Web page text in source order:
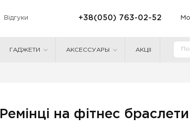
Відгуки +38(050) 763-02-52
ГАДЖЕТИ АКСЕССУАРЫ АКЦІІ
Ремінці на фітнес